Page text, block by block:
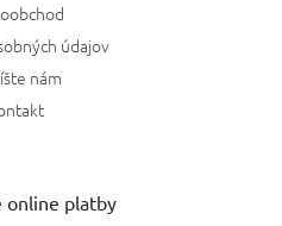
údajov
nám
online platby